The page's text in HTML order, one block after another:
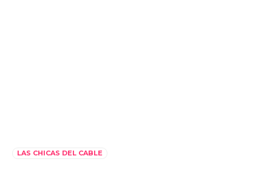
LAS CHICAS DEL CABLE